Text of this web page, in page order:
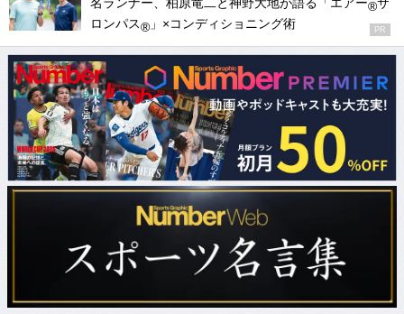
名ランナー、柏原竜二と神野大地が語る「エアー®サ
ロンパス® 」×コンディショニング術 PR